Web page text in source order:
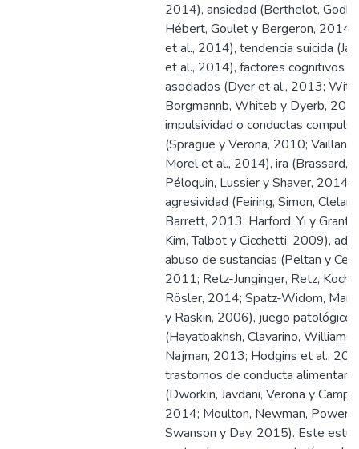
2014), ansiedad (Berthelot,
Hébert, Goulet y Bergeron, 2014;
et al., 2014), tendencia suicida
et al., 2014), factores cognitivos
asociados (Dyer et al., 2013;
Borgmannb, Whiteb y Dyerb,
impulsividad o conductas
(Sprague y Verona, 2010;
Morel et al., 2014), ira (Brassard,
Péloquin, Lussier y Shaver, 2014),
agresividad (Feiring, Simon,
Barrett, 2013; Harford, Yi y Grant,
Kim, Talbot y Cicchetti, 2009),
abuso de sustancias (Peltan y
2011; Retz-Junginger, Retz, Koch y
Rösler, 2014; Spatz-Widom,
y Raskin, 2006), juego patológico
(Hayatbakhsh, Clavarino,
Najman, 2013; Hodgins et al.,
trastornos de conducta alimentaria
(Dworkin, Javdani, Verona y
2014; Moulton, Newman, Power,
Swanson y Day, 2015). Este